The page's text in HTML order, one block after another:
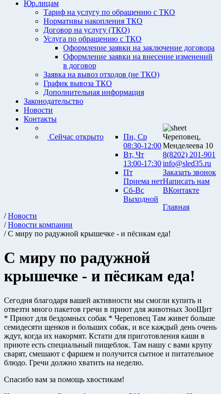
Юр.лицам
Тариф на услугу по обращению с ТКО
Нормативы накопления ТКО
Договор на услугу (ТКО)
Услуга по обращению с ТКО
Оформление заявки на заключение договора
Оформление заявки на внесение изменений
в договор
Заявка на вывоз отходов (не ТКО)
График вывоза ТКО
Дополнительная информация
Законодательство
Новости
Контакты
Сейчас открыто
Пн, Ср
08:30-12:00
Вт, Чт
13:00-17:30
Пт
Приема нет
Сб-Вс
Выходной
Череповец,
Менделеева 10
8(8202) 201-901
info@sled35.ru
Заказать звонок
Написать нам
ВКонтакте
Главная
/Новости
/Новости компании
/ С миру по радужной крышечке - и пёсикам еда!
С миру по радужной
крышечке - и пёсикам еда!
Сегодня благодаря вашей активности мы смогли купить и
отвезти много пакетов гречи в приют для животных ЗооЩит
* Приют для бездомных собак * Череповец Там живет больше
семидесяти щенков и больших собак, и все каждый день очень
ждут, когда их накормят. Кстати для приготовления каши в
приюте есть специальный пищеблок. Там нашу с вами крупу
сварят, смешают с фаршем и получится сытное и питательное
блюдо. Гречи должно хватить на неделю.
Спасибо вам за помощь хвостикам!